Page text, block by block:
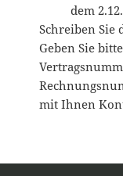
dem
Schreiben Sie
Geben Sie
mit Ihnen